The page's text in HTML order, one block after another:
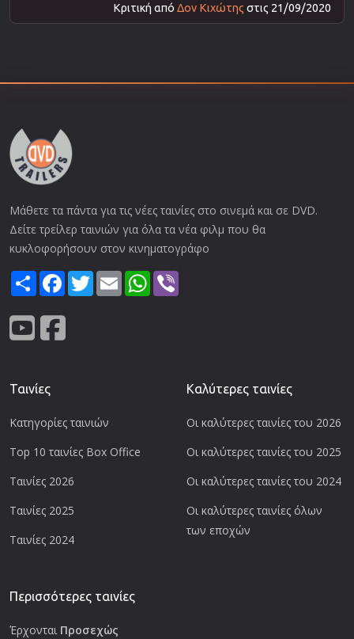
Κριτική από Δον Κιχώτης στις 21/09/2020
Μάθετε τα πάντα για τις νέες ταινίες στο σινεμά και σε DVD.
Δείτε τρείλερ ταινιών για όλα τα νέα φιλμ που θα
κυκλοφορήσουν στον κινηματογράφο
ShareFacebook
TwitterEmail WhatsApp
Ταινίες
Κατηγορίες ταινιών
Top 10 ταινίες Box Office
Ταινίες 2026
Ταινίες 2025
Ταινίες 2024
Καλύτερες ταινίες
Οι καλύτερες ταινίες του 2026
Οι καλύτερες ταινίες του 2025
Οι καλύτερες ταινίες του 2024
Οι καλύτερες ταινίες όλων
των εποχών
Περισσότερες ταινίες
Έρχονται Προσεχώς